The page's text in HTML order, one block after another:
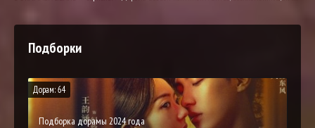
Подборки
Дорам: 64
Подборка дорамы 2024 года